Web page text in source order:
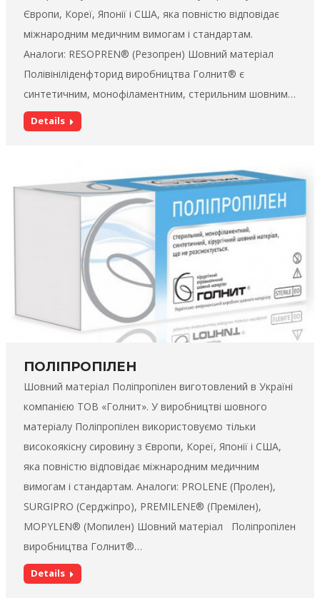
Європи, Кореї, Японії і США, яка повністю відповідає
міжнародним медичним вимогам і стандартам.
Аналоги: RESOPREN® (Резопрен) Шовний матеріал
Полівініліденфторид виробництва Голнит® є
синтетичним, монофіламентним, стерильним шовним…
Details
ПОЛІПРОПІЛЕН
Шовний матеріал Поліпропілен виготовлений в Україні
компанією ТОВ «Голнит». У виробництві шовного
матеріалу Поліпропілен використовуємо тільки
високоякісну сировину з Європи, Кореї, Японії і США,
яка повністю відповідає міжнародним медичним
вимогам і стандартам. Аналоги: PROLENE (Пролен),
SURGIPRO (Серджіпро), PREMILENE® (Премілен),
MOPYLEN® (Мопилен) Шовний матеріал Поліпропілен
виробництва Голнит®…
Details